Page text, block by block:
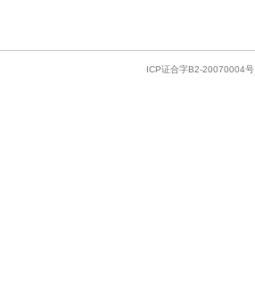
ICP证合字B2-20070004号